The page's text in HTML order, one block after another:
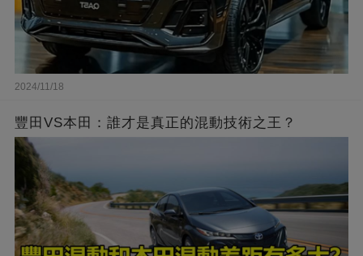
2024/11/18
豐田VS本田：誰才是真正的混動技術之王？